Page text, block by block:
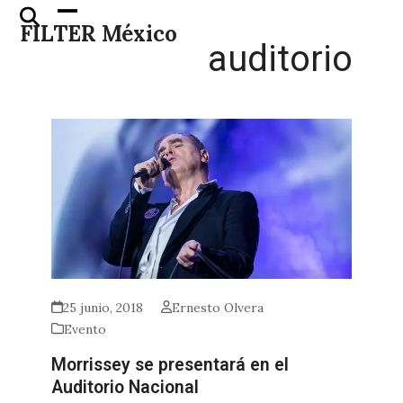
Skip
FILTER México
Open
mobile
Close
mobile
auditorio
25 junio, 2018
Ernesto Olvera
Evento
Morrissey se presentará en el
Auditorio Nacional